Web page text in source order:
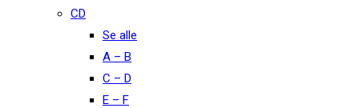
CD
Se alle
A – B
C – D
E – F